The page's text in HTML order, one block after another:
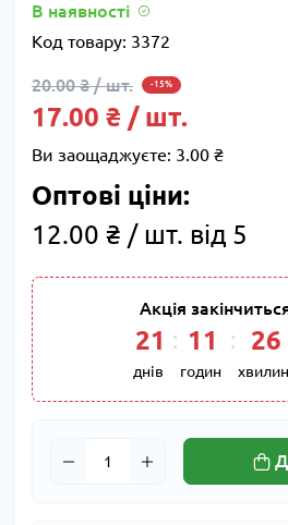
В наявності
Код товару: 3372
20.00 ₴ / шт. -15%
17.00 ₴ / шт.
Ви заощаджуєте: 3.00 ₴
Оптові ціни:
12.00 ₴ / шт. від 5
Акція
21
днів
11
годин
26
хвилин